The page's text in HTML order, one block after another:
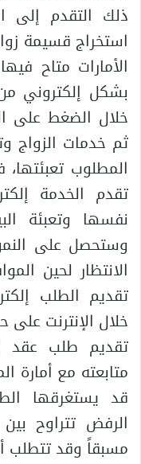
ذلك التقدم إلى
استخراج قسيمة
الأمارات متاح
بشكل إلكتروني
خلال الضغط على
ثم خدمات الزواج
المطلوب
تقدم الخدمة
نفسها وتعبئة
وستحصل على
الانتظار لحين
تقديم الطلب
خلال الإنترنت
تقديم طلب عقد
متابعته مع أمارة
قد يستغرقها
الرفض تتراوح
مسبقاً وقد تتطلب